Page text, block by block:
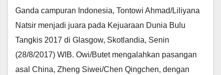
Ganda campuran Indonesia, Tontowi Ahmad/Liliyana
Natsir menjadi juara pada Kejuaraan Dunia Bulu
Tangkis 2017 di Glasgow, Skotlandia, Senin
(28/8/2017) WIB. Owi/Butet mengalahkan pasangan
asal China, Zheng Siwei/Chen Qingchen, dengan